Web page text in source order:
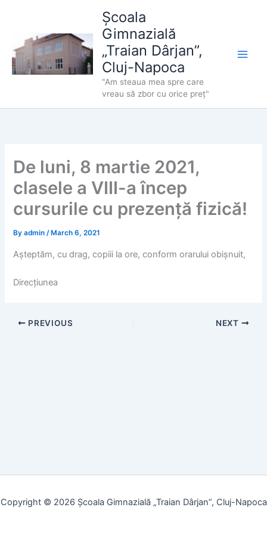
content
Școala
Gimnazială
„Traian Dârjan”,
Cluj-Napoca
"Am steaua mea spre care
vreau să zbor cu orice preț"
De luni, 8 martie 2021,
clasele a VIII-a încep
cursurile cu prezență fizică!
Byadmin/ March 6, 2021
Așteptăm, cu drag, copiii la ore, conform orarului obișnuit,
Direcțiunea
PREVIOUS NEXT
Copyright © 2026 Școala Gimnazială „Traian Dârjan”, Cluj-Napoca